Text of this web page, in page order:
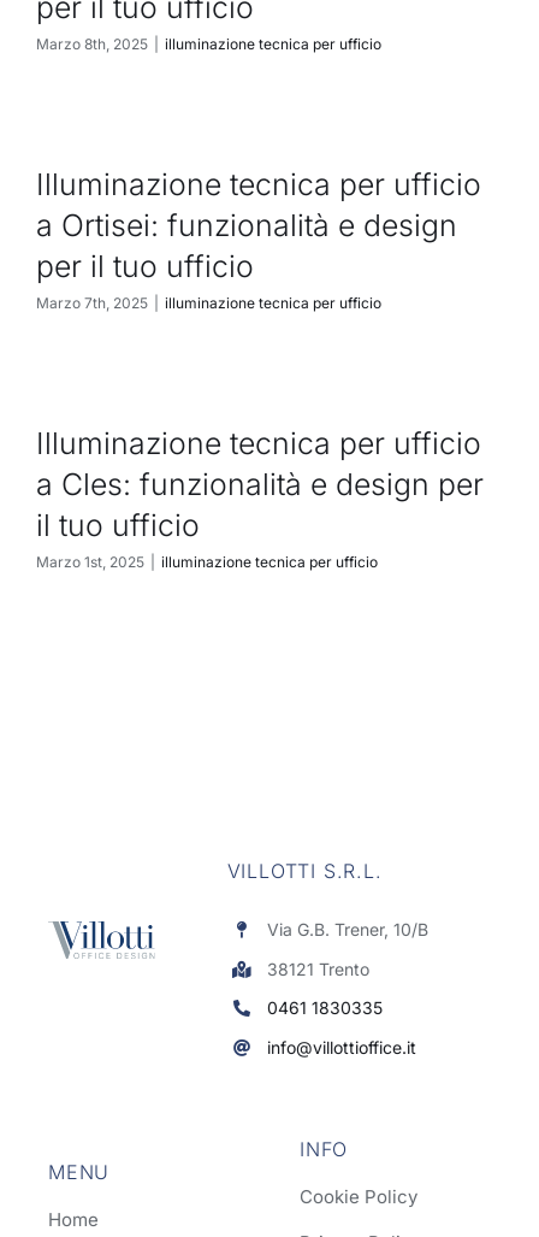
Marzo 8th, 2025 illuminazione tecnica per ufficio
Illuminazione tecnica per ufficio
a Ortisei: funzionalità e design
per il tuo ufficio
Marzo 7th, 2025 illuminazione tecnica per ufficio
Illuminazione tecnica per ufficio
a Cles: funzionalità e design per
il tuo ufficio
Marzo 1st, 2025 illuminazione tecnica per ufficio
VILLOTTI S.R.L.
Via G.B. Trener, 10/B
38121 Trento
0461 1830335
info@villottioffice.it
MENU
Home
INFO
Cookie Policy